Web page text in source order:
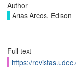
Author
Arias Arcos, Edison
Full text
https://